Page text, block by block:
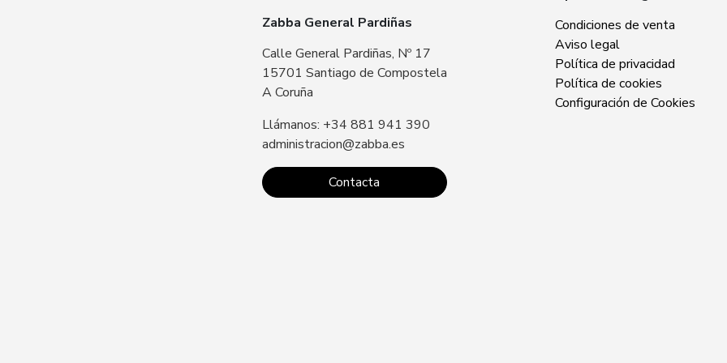
Zabba General Pardiñas
Calle General Pardiñas, Nº 17
15701 Santiago de Compostela
A Coruña
Llámanos: +34 881 941 390
administracion@zabba.es
Contacta
Zabba Area
15707 Santiago
Sin especificar
Condiciones de venta
Aviso legal
Política de privacidad
Política de cookies
Configuración de Cookies